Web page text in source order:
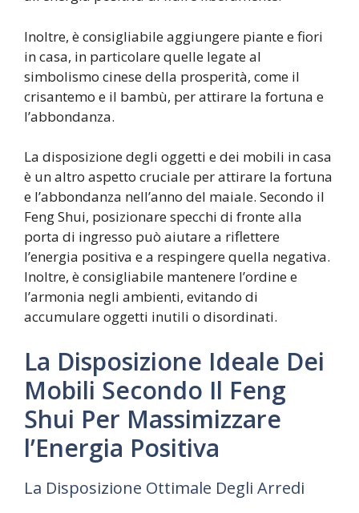
Inoltre, è consigliabile aggiungere piante e fiori
in casa, in particolare quelle legate al
simbolismo cinese della prosperità, come il
crisantemo e il bambù, per attirare la fortuna e
l’abbondanza.
La disposizione degli oggetti e dei mobili in casa
è un altro aspetto cruciale per attirare la fortuna
e l’abbondanza nell’anno del maiale. Secondo il
Feng Shui, posizionare specchi di fronte alla
porta di ingresso può aiutare a riflettere
l’energia positiva e a respingere quella negativa.
Inoltre, è consigliabile mantenere l’ordine e
l’armonia negli ambienti, evitando di
accumulare oggetti inutili o disordinati.
La Disposizione Ideale Dei
Mobili Secondo Il Feng
Shui Per Massimizzare
l’Energia Positiva
La Disposizione Ottimale Degli Arredi